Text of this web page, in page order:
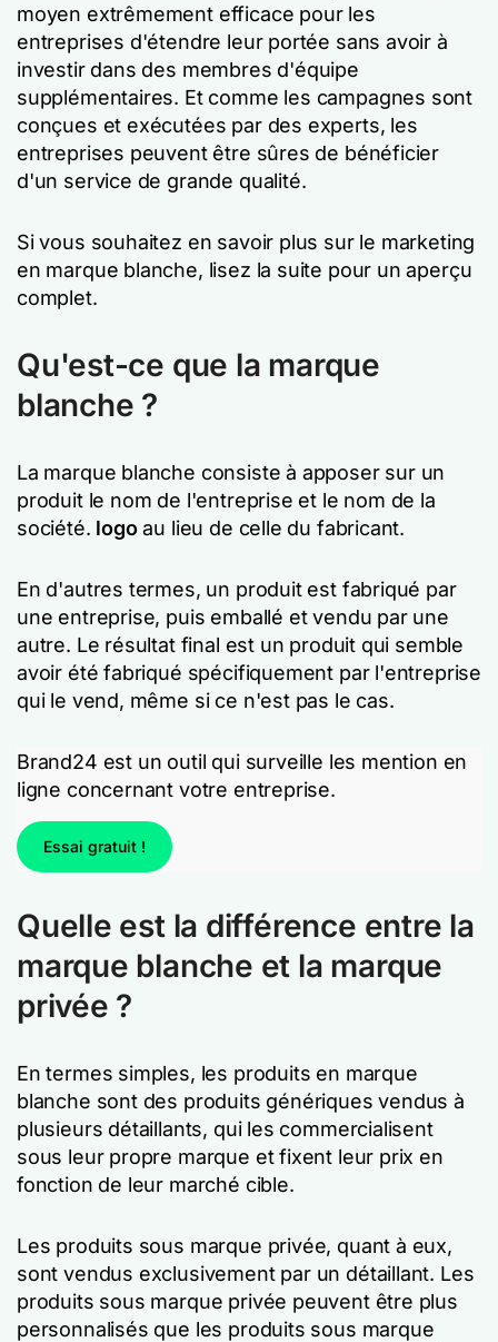
moyen extrêmement efficace pour les
entreprises d'étendre leur portée sans avoir à
investir dans des membres d'équipe
supplémentaires. Et comme les campagnes sont
conçues et exécutées par des experts, les
entreprises peuvent être sûres de bénéficier
d'un service de grande qualité.
Si vous souhaitez en savoir plus sur le marketing
en marque blanche, lisez la suite pour un aperçu
complet.
Qu'est-ce que la marque
blanche ?
La marque blanche consiste à apposer sur un
produit le nom de l'entreprise et le nom de la
société. logoau lieu de celle du fabricant.
En d'autres termes, un produit est fabriqué par
une entreprise, puis emballé et vendu par une
autre. Le résultat final est un produit qui semble
avoir été fabriqué spécifiquement par l'entreprise
qui le vend, même si ce n'est pas le cas.
Brand24 est un outil qui surveille les mention en
ligne concernant votre entreprise.
Essai gratuit !
Quelle est la différence entre la
marque blanche et la marque
privée ?
En termes simples, les produits en marque
blanche sont des produits génériques vendus à
plusieurs détaillants, qui les commercialisent
sous leur propre marque et fixent leur prix en
fonction de leur marché cible.
Les produits sous marque privée, quant à eux,
sont vendus exclusivement par un détaillant. Les
produits sous marque privée peuvent être plus
personnalisés que les produits sous marque